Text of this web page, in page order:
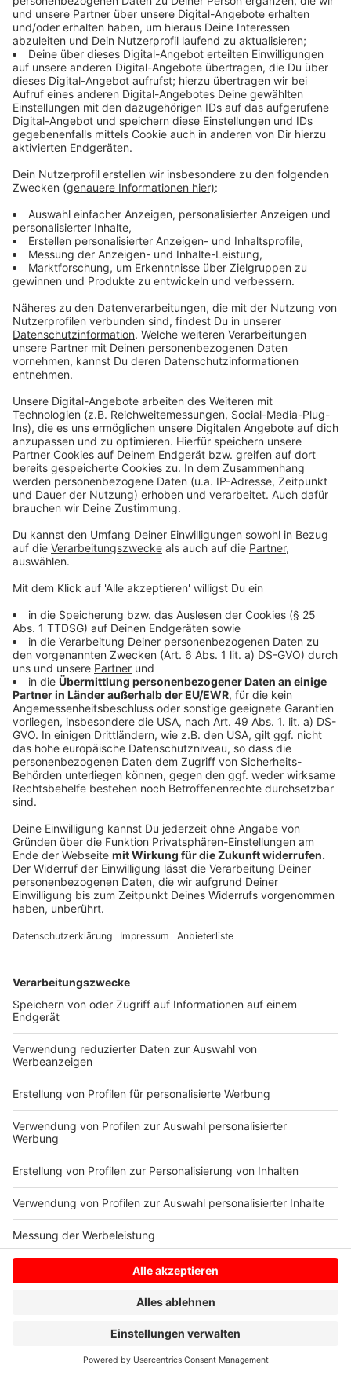
Nötig sei unter anderem ein strengeres
Kontaktverbot. Ein Lockdown mit weitreichenden
Einschränkungen des gesamten öffentlichen Lebens
müsse aber vermieden werden. Bildung und Wirtschaft
sollten nicht eingeschränkt werden. Laschet fordert
bundeseinheitliche Beschlüsse, um einen weiten
Lockdown verhindern zu können. Eins ist ihm dabei
besonders wichtig:
"Das Entscheidende sind nicht die Beschlüsse,
sondern das Verhalten der Menschen, die jetzt
ihre Kontakte wieder beschränken müssen."
dass das nicht auch bedeutet, dass sie schließen
müssen, sagt auch Klaus Niewöhner vom Restaurant
„Burghof Niewöhner-Schnell“ in Ahaus-Ottenstein:
"Wir haben schon beim ersten Lockdown viel
investiert, wir haben ein Hygienekonzept
entwickelt mit Spuckschutz und
Desinfektionsspender angeschafft, und die
großen Veranstaltungen alle abgesagt. Laut RKI
gibt es ja gerade mal 0,5% Neuinfektionen in der
Gastronomie, also haben wir das eigentlich wohl
Der Gastronom kritisiert auch die aktuellen Regeln
zum Teil:
"Nach dieser Sperrstunden-Verordnung gehen
die Gäste meist alle privat noch weiter feiern, das
ist ja auch nicht Sinn und Zweck der Sache.
Wenn, dann sollte man grundsätzlich alles für 14
Tage runterfahren."
Auch Landrat Kai Zwicker wird die Gespräche genau
verfolgen. Für ihn wäre ein möglicher Gastro-
Lockdown das falsche Signal:
"Denn dort werden die Hygienevorschriften
deutlich mehr eingehalten, als wenn man am
Ende Menschen ins Private treibt. Es ist besser,
wenn sich Menschen im Restaurant unter
Hygienebedingungen kontrolliert - auch durch
mit vielen im privaten Bereich.
Sollte der Gastro-Lockdown kommen, würde das wohl
für viele Restaurants, Cafés und Kneipen das Aus
bedeuten, sagt der Deutsche Hotel- und
Gaststättenverband (DEHOGA). Die Politik müsse
dann für den Schaden aufkommen.
Anzeige
Anzeige